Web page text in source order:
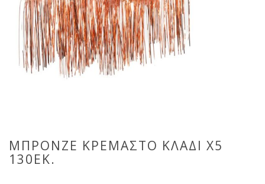
ΜΠΡΟΝΖΕ ΚΡΕΜΑΣΤΟ ΚΛΑΔΙ Χ5
130ΕΚ.